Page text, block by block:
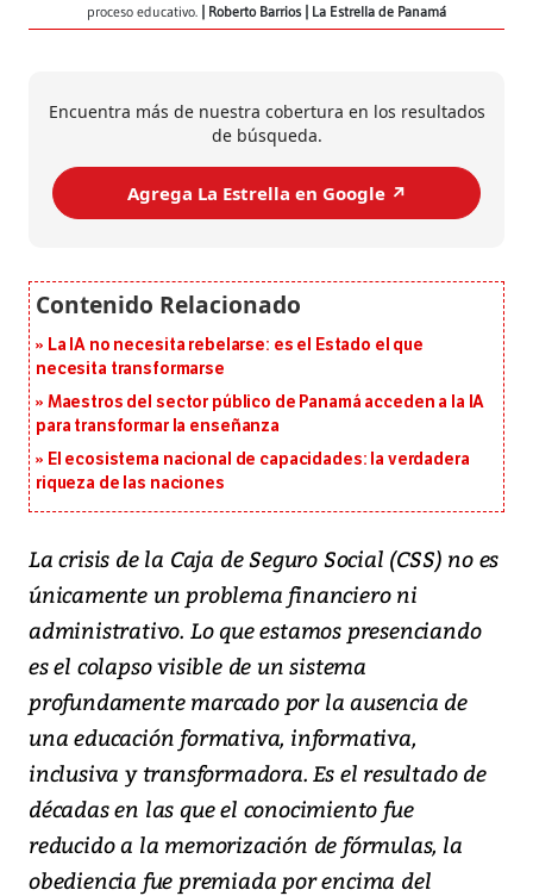
proceso educativo.
Roberto Barrios | La Estrella de Panamá
Encuentra más de nuestra cobertura en los resultados
de búsqueda.
Agrega La Estrella en Google ↗️
La IA no necesita rebelarse: es el Estado el que
necesita transformarse
Maestros del sector público de Panamá acceden a la IA
para transformar la enseñanza
El ecosistema nacional de capacidades: la verdadera
riqueza de las naciones
La crisis de la Caja de Seguro Social (CSS) no es
únicamente un problema financiero ni
administrativo. Lo que estamos presenciando
es el colapso visible de un sistema
profundamente marcado por la ausencia de
una educación formativa, informativa,
inclusiva y transformadora. Es el resultado de
décadas en las que el conocimiento fue
reducido a la memorización de fórmulas, la
obediencia fue premiada por encima del